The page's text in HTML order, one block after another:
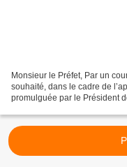
Monsieur le Préfet, Par un
souhaité, dans le cadre de
promulguée par le Président